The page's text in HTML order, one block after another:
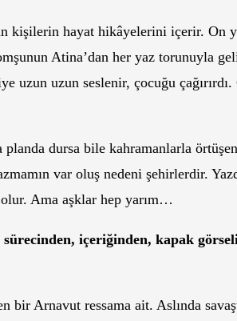
kişilerin hayat hikâyelerini içerir. On
Atina’dan her yaz torunuyla
uzun uzun seslenir, çocuğu
dursa bile kahramanlarla
var oluş nedeni şehirlerdir.
Ama aşklar hep yarım…
sürecinden, içeriğinden, kapak
bir Arnavut ressama ait. Aslında